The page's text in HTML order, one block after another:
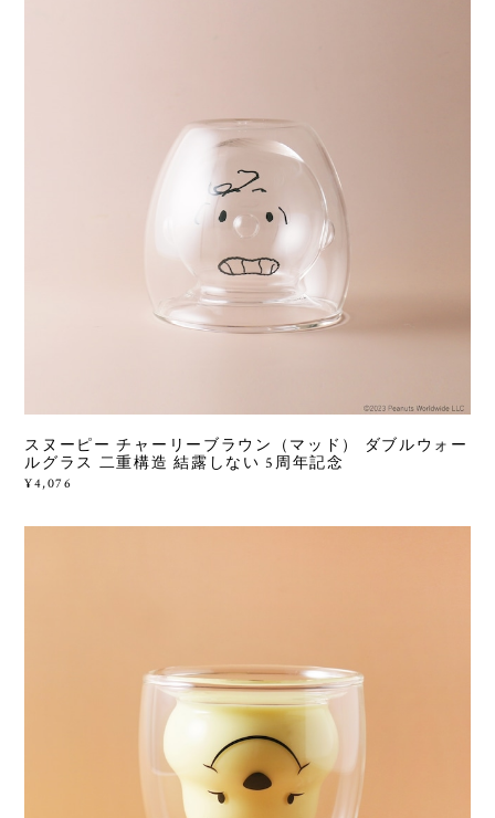
スヌーピー チャーリーブラウン（マッド） ダブルウォー
ルグラス 二重構造 結露しない 5周年記念
¥4,076